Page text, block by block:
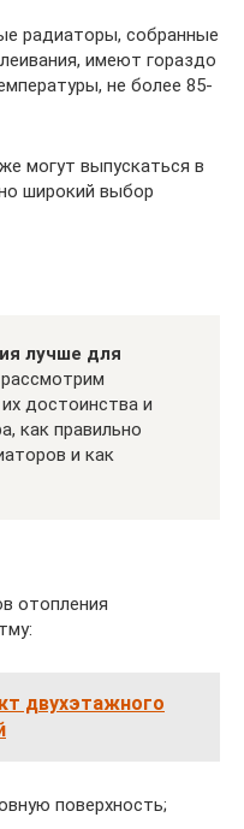
радиаторы, собранные
имеют гораздо
не более 85-
могут выпускаться в
широкий выбор
лучше для
достоинства и
как правильно
и как
отопления
двухэтажного
поверхность;